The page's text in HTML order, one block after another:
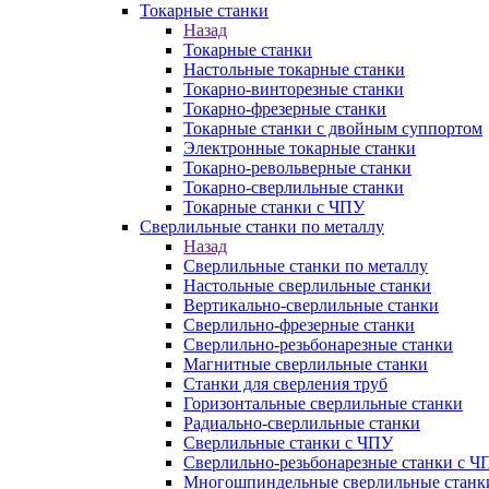
Токарные станки
Назад
Токарные станки
Настольные токарные станки
Токарно-винторезные станки
Токарно-фрезерные станки
Токарные станки с двойным суппортом
Электронные токарные станки
Токарно-револьверные станки
Токарно-сверлильные станки
Токарные станки с ЧПУ
Сверлильные станки по металлу
Назад
Сверлильные станки по металлу
Настольные сверлильные станки
Вертикально-сверлильные станки
Сверлильно-фрезерные станки
Сверлильно-резьбонарезные станки
Магнитные сверлильные станки
Станки для сверления труб
Горизонтальные сверлильные станки
Радиально-сверлильные станки
Сверлильные станки с ЧПУ
Сверлильно-резьбонарезные станки с
Многошпиндельные сверлильные